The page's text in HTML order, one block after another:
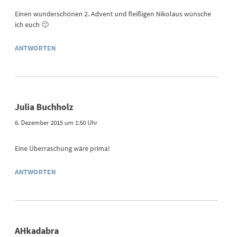
Einen wunderschönen 2. Advent und fleißigen Nikolaus wünsche
ich euch 🙂
ANTWORTEN
Julia Buchholz
6. Dezember 2015 um 1:50 Uhr
Eine Überraschung wäre prima!
ANTWORTEN
AHkadabra